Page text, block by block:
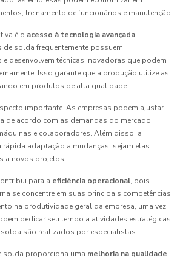
treinamento de funcionários e manutenção.
é o acesso à tecnologia avançada.
de solda frequentemente possuem
desenvolvem técnicas inovadoras que podem
Isso garante que a produção utilize as
em produtos de alta qualidade.
importante. As empresas podem ajustar
de acordo com as demandas do mercado,
e colaboradores. Além disso, a
rápida adaptação a mudanças, sejam elas
a novos projetos.
para a eficiência operacional, pois
se concentre em suas principais competências.
na produtividade geral da empresa, uma vez
dedicar seu tempo a atividades estratégicas,
são realizados por especialistas.
solda proporciona uma melhoria na qualidade